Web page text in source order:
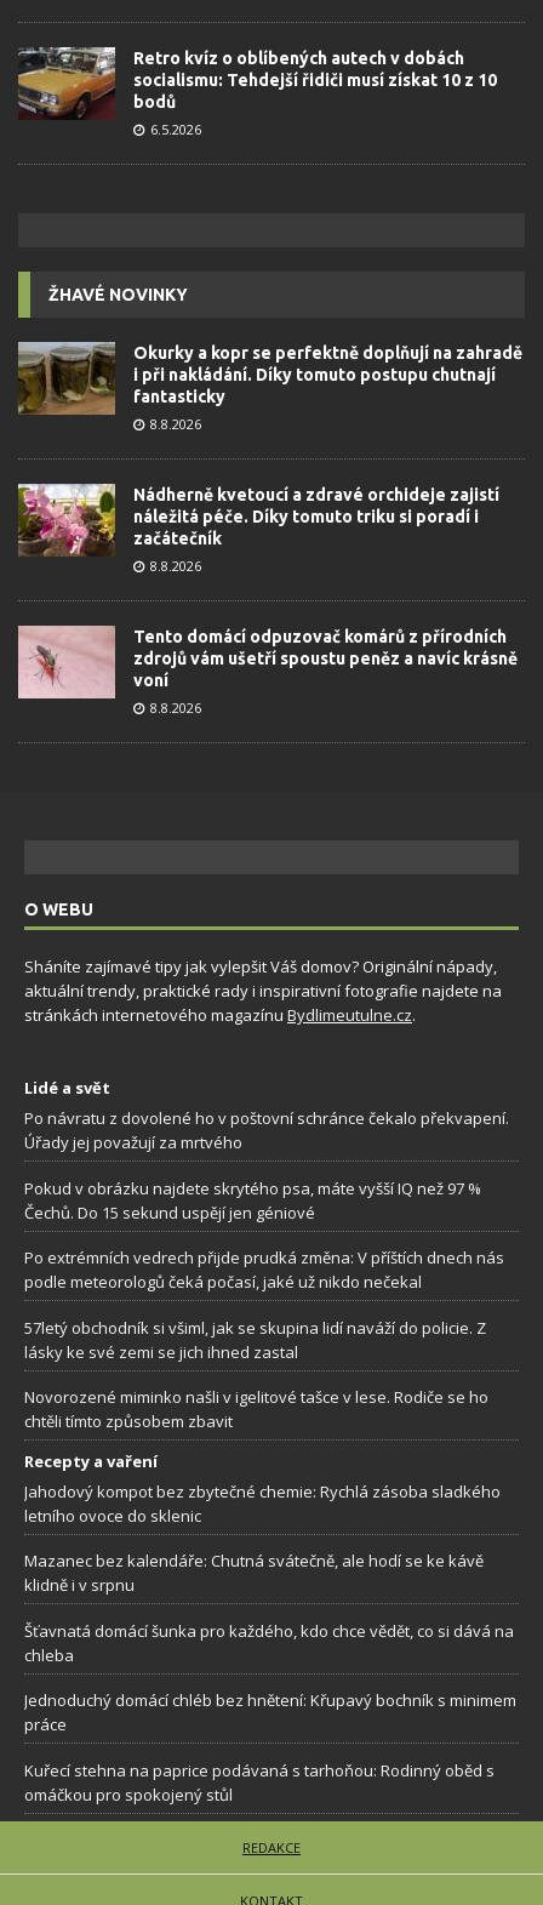
Retro kvíz o oblíbených autech v dobách
socialismu: Tehdejší řidiči musí získat 10 z 10
bodů
6.5.2026
ŽHAVÉ NOVINKY
Okurky a kopr se perfektně doplňují na zahradě
i při nakládání. Díky tomuto postupu chutnají
fantasticky
8.8.2026
Nádherně kvetoucí a zdravé orchideje zajistí
náležitá péče. Díky tomuto triku si poradí i
začátečník
8.8.2026
Tento domácí odpuzovač komárů z přírodních
zdrojů vám ušetří spoustu peněz a navíc krásně
voní
8.8.2026
O WEBU
Sháníte zajímavé tipy jak vylepšit Váš domov? Originální nápady,
aktuální trendy, praktické rady i inspirativní fotografie najdete na
stránkách internetového magazínu Bydlimeutulne.cz.
Lidé a svět
Po návratu z dovolené ho v poštovní schránce čekalo překvapení.
Úřady jej považují za mrtvého
Pokud v obrázku najdete skrytého psa, máte vyšší IQ než 97 %
Čechů. Do 15 sekund uspějí jen géniové
Po extrémních vedrech přijde prudká změna: V příštích dnech nás
podle meteorologů čeká počasí, jaké už nikdo nečekal
57letý obchodník si všiml, jak se skupina lidí naváží do policie. Z
lásky ke své zemi se jich ihned zastal
Novorozené miminko našli v igelitové tašce v lese. Rodiče se ho
chtěli tímto způsobem zbavit
Recepty a vaření
Jahodový kompot bez zbytečné chemie: Rychlá zásoba sladkého
letního ovoce do sklenic
Mazanec bez kalendáře: Chutná svátečně, ale hodí se ke kávě
klidně i v srpnu
Šťavnatá domácí šunka pro každého, kdo chce vědět, co si dává na
chleba
Jednoduchý domácí chléb bez hnětení: Křupavý bochník s minimem
práce
Kuřecí stehna na paprice podávaná s tarhoňou: Rodinný oběd s
omáčkou pro spokojený stůl
REDAKCE
KONTAKT